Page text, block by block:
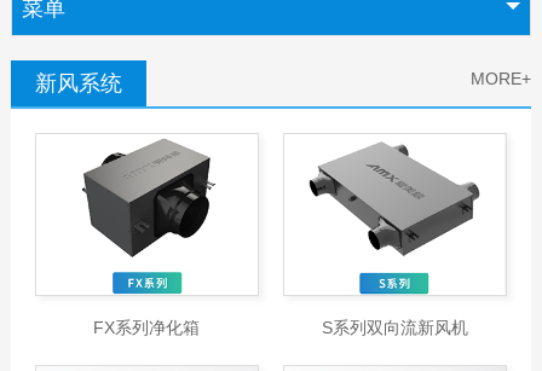
菜单
MORE+
新风系统
FX系列净化箱 S系列双向流新风机